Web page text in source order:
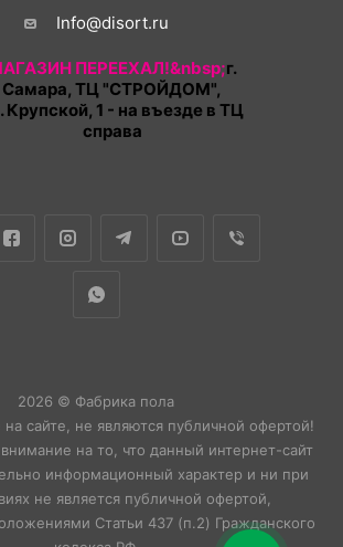
Info@disort.ru
ПЕРЕЕХАЛ!&nbsp;г.
Самара, ТЦ "СТРОЙДОМ",
Крупской, 1 - на въезде в ТЦ
справа
2026 © Фабрика пола
сайте, не являются публичной офертой!
на то, что данный интернет-сайт
информационный характер и ни при
не является публичной офертой,
Статьи 437 (п.2) Гражданского